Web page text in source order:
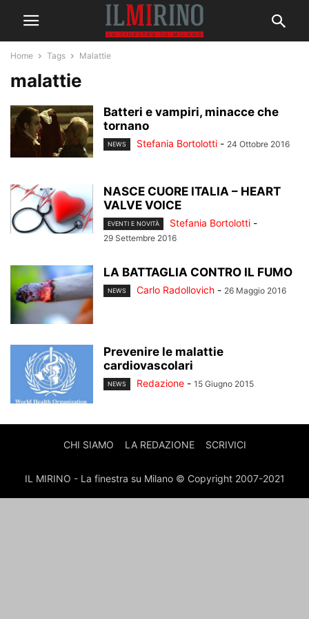
Home Tags Malattie
malattie
Batteri e vampiri, minacce che
tornano
NEWS Stefania Bortolotti - 24 Ottobre 2016
NASCE CUORE ITALIA – HEART
VALVE VOICE
EVENTI E NOVITÀ Stefania Bortolotti -
29 Settembre 2016
LA BATTAGLIA CONTRO IL FUMO
NEWS Carlo Radollovich - 26 Maggio 2016
Prevenire le malattie
cardiovascolari
NEWS Redazione - 15 Giugno 2015
CHI SIAMO LA REDAZIONE SCRIVICI
IL MIRINO - La finestra su Milano © Copyright 2007-2021